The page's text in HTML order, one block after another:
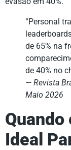
“Personal
de 65% na
de 40% no
— Revista
Maio 2026
Ideal